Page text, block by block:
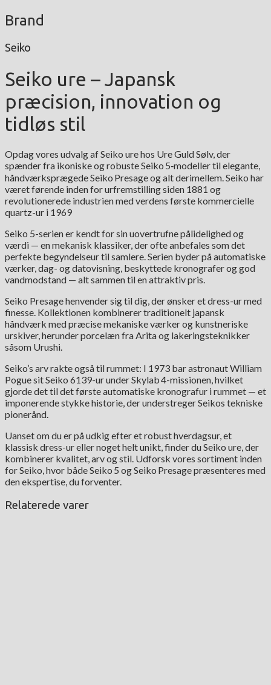
Brand
Seiko
Seiko ure – Japansk
præcision, innovation og
tidløs stil
Opdag vores udvalg af Seiko ure hos Ure Guld Sølv, der
spænder fra ikoniske og robuste Seiko 5‑modeller til elegante,
håndværksprægede Seiko Presage og alt derimellem. Seiko har
været førende inden for urfremstilling siden 1881 og
revolutionerede industrien med verdens første kommercielle
quartz-ur i 1969
Seiko 5-serien er kendt for sin uovertrufne pålidelighed og
værdi — en mekanisk klassiker, der ofte anbefales som det
perfekte begyndelseur til samlere. Serien byder på automatiske
værker, dag- og datovisning, beskyttede kronografer og god
vandmodstand — alt sammen til en attraktiv pris.
Seiko Presage henvender sig til dig, der ønsker et dress-ur med
finesse. Kollektionen kombinerer traditionelt japansk
håndværk med præcise mekaniske værker og kunstneriske
urskiver, herunder porcelæn fra Arita og lakeringsteknikker
såsom Urushi.
Seiko’s arv rakte også til rummet: I 1973 bar astronaut William
Pogue sit Seiko 6139-ur under Skylab 4-missionen, hvilket
gjorde det til det første automatiske kronografur i rummet — et
imponerende stykke historie, der understreger Seikos tekniske
pionerånd.
Uanset om du er på udkig efter et robust hverdagsur, et
klassisk dress-ur eller noget helt unikt, finder du Seiko ure, der
kombinerer kvalitet, arv og stil. Udforsk vores sortiment inden
for Seiko, hvor både Seiko 5 og Seiko Presage præsenteres med
den ekspertise, du forventer.
Relaterede varer